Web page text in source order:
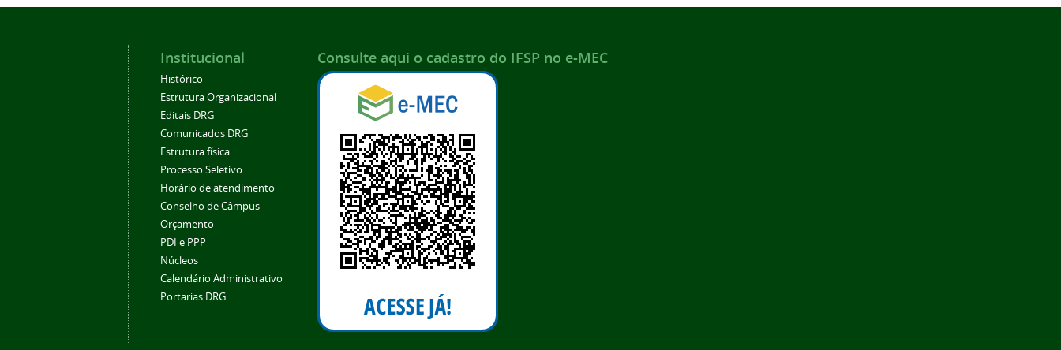
Institucional
Histórico
Estrutura Organizacional
Editais DRG
Comunicados DRG
Estrutura física
Processo Seletivo
Horário de atendimento
Conselho de Câmpus
Orçamento
PDI e PPP
Núcleos
Calendário Administrativo
Portarias DRG
Consulte aqui o cadastro do IFSP no e-MEC